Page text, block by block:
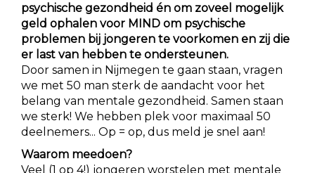
psychische gezondheid én om zoveel mogelijk
geld ophalen voor MIND om psychische
problemen bij jongeren te voorkomen en zij die
er last van hebben te ondersteunen.
Door samen in Nijmegen te gaan staan, vragen
we met 50 man sterk de aandacht voor het
belang van mentale gezondheid. Samen staan
we sterk! We hebben plek voor maximaal 50
deelnemers... Op = op, dus meld je snel aan!
Waarom meedoen?
Veel (1 op 4!) jongeren worstelen met mentale